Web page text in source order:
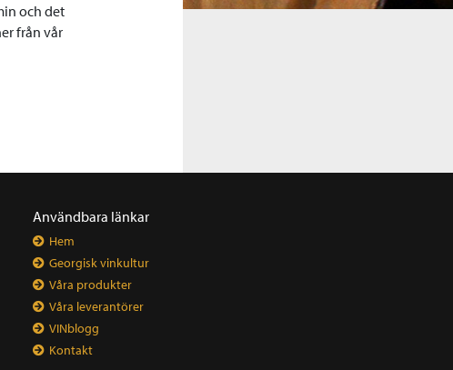
och det
från vår
Användbara länkar
Hem
Georgisk vinkultur
Våra produkter
Våra leverantörer
VINblogg
Kontakt